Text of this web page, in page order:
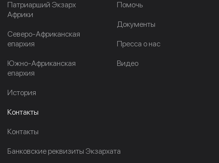
Патриарший Экзарх
Африки
Северо-Африканская
епархия
Южно-Африканская
епархия
История
Помочь
Документы
Пресса о нас
Видео
Контакты
Контакты
Банковские реквизиты Экзархата